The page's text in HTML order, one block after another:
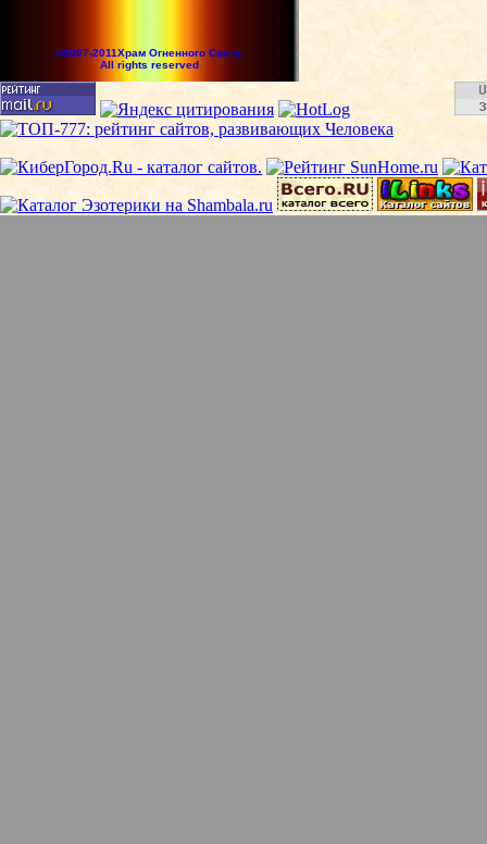
©2007-2011Храм Огненного Света.
All rights reserved